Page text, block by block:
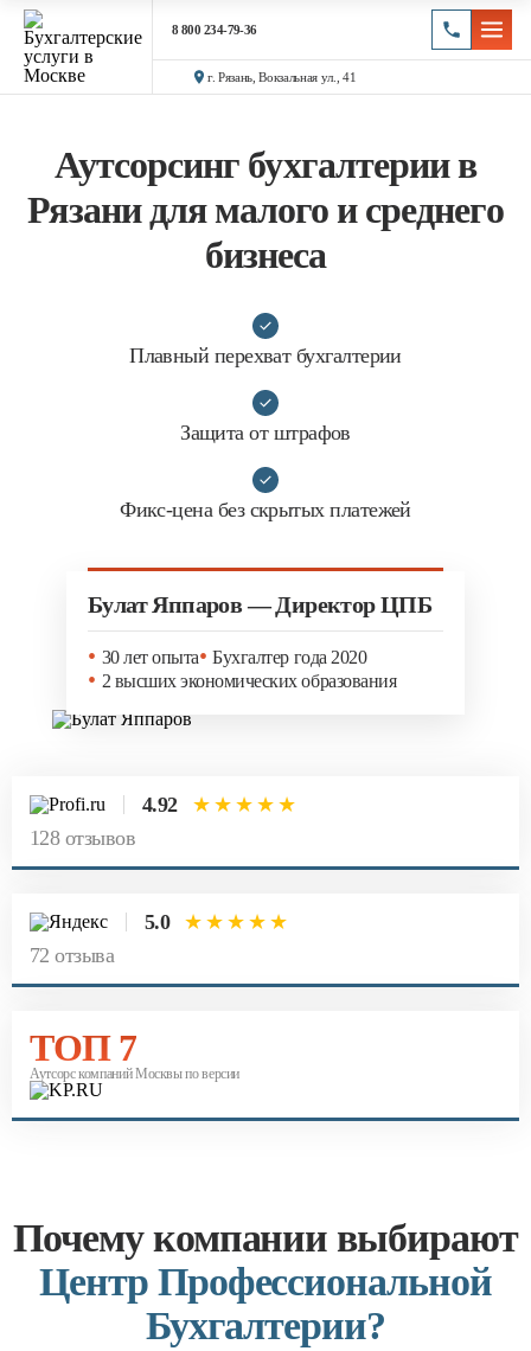
8 800 234-79-36
г. Рязань, Вокзальная ул., 41
Аутсорсинг бухгалтерии в
Рязани для малого и среднего
бизнеса
Плавный перехват бухгалтерии
Защита от штрафов
Фикс-цена без скрытых платежей
Узнать стоимость
Смотреть видео
Булат Яппаров — Директор ЦПБ
30 лет опыта
Бухгалтер года 2020
2 высших экономических образования
4.92
★★★★★
128 отзывов
5.0
★★★★★
72 отзыва
ТОП 7
Аутсорс компаний Москвы по версии
Почему компании выбирают
Центр Профессиональной
Бухгалтерии?